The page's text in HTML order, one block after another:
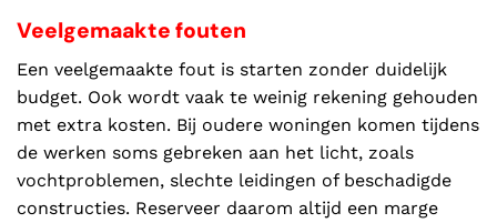
Veelgemaakte fouten
Een veelgemaakte fout is starten zonder duidelijk
budget. Ook wordt vaak te weinig rekening gehouden
met extra kosten. Bij oudere woningen komen tijdens
de werken soms gebreken aan het licht, zoals
vochtproblemen, slechte leidingen of beschadigde
constructies. Reserveer daarom altijd een marge